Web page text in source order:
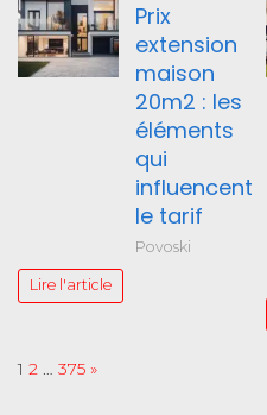
Prix
extension
maison
20m2 : les
éléments
qui
influencent
le tarif
Povoski
Lire l'article
Page:
1 2 … 375 Next
»